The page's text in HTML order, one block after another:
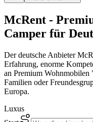
McRent -
Camper für
Der deutsche Anbieter
Erfahrung, enorme
an Premium Wohnmobilen
Familien oder
Europa.
Luxus